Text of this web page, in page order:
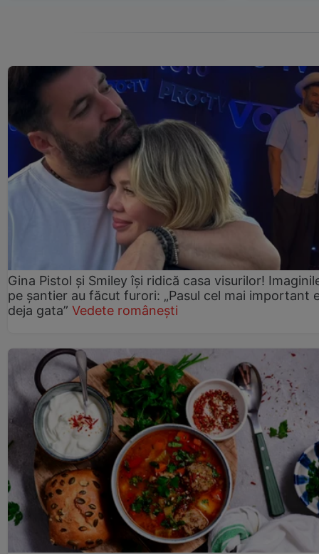
Gina Pistol și Smiley își ridică casa visurilor!
pe șantier au făcut furori: „Pasul cel mai important
deja gata” Vedete românești